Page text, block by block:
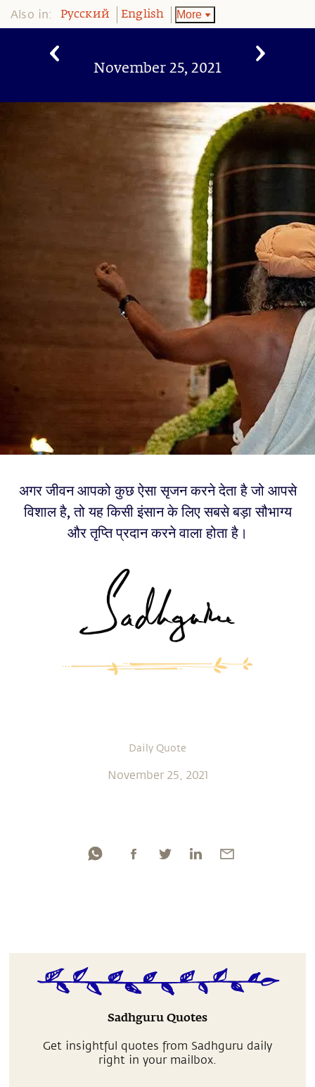
Also in: Pусский English More
November 25, 2021
अगर जीवन आपको कुछ ऐसा सृजन करने देता है जो आपसे
विशाल है, तो यह किसी इंसान के लिए सबसे बड़ा सौभाग्य
और तृप्ति प्रदान करने वाला होता है।
Daily Quote
November 25, 2021
Sadhguru Quotes
Get insightful quotes from Sadhguru daily
right in your mailbox.